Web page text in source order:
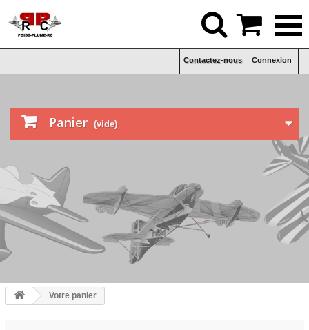
Connexion
Contactez-nous
Panier (vide)
Votre panier
 
